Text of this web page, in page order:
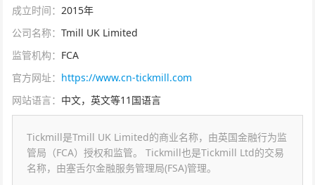
成立时间： 2015年
公司名称： Tmill UK Limited
监管机构： FCA
官方网址： https://www.cn-tickmill.com
网站语言： 中文，英文等11国语言
Tickmill是Tmill UK Limited的商业名称，由英国金融行为监
管局（FCA）授权和监管。 Tickmill也是Tickmill Ltd的交易
名称，由塞舌尔金融服务管理局(FSA)管理。